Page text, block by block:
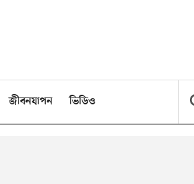
জীবনযাপন ভিডিও